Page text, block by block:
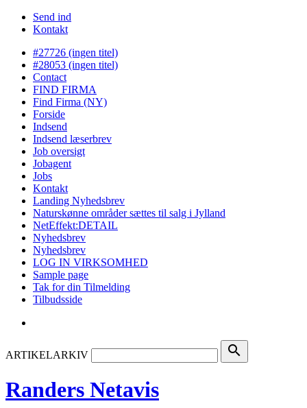
Send ind
Kontakt
#27726 (ingen titel)
#28053 (ingen titel)
Contact
FIND FIRMA
Find Firma (NY)
Forside
Indsend
Indsend læserbrev
Job oversigt
Jobagent
Jobs
Kontakt
Landing Nyhedsbrev
Naturskønne områder sættes til salg i Jylland
NetEffekt:DETAIL
Nyhedsbrev
Nyhedsbrev
LOG IN VIRKSOMHED
Sample page
Tak for din Tilmelding
Tilbudsside
ARTIKELARKIV search
Randers Netavis